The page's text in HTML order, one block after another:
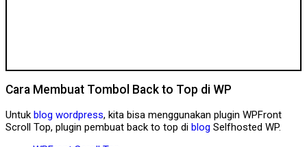
Cara Membuat Tombol Back to Top di WP
Untuk blog wordpress, kita bisa menggunakan plugin WPFront
Scroll Top, plugin pembuat back to top di blog Selfhosted WP.